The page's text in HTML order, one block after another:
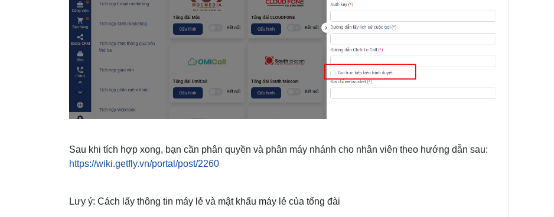
Sau khi tích hợp xong, bạn cần phân quyền và phân máy nhánh cho nhân viên theo hướng dẫn sau:
https://wiki.getfly.vn/portal/post/2260
Lưy ý: Cách lấy thông tin máy lẻ và mật khẩu máy lẻ của tổng đài